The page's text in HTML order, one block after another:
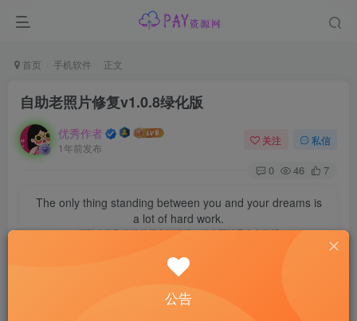
首页 手机软件 正文
自助老照片修复v1.0.8绿化版
优秀作者
1年前发布
关注 私信
0 46 7
The only thing standing between you and your dreams is
a lot of hard work.
横跨在你和你的梦想之间的唯一的东西就是奋力拼搏
v1.0.8绿化版公告